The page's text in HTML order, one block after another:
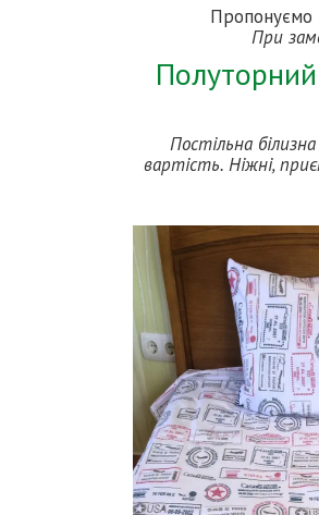
Пропонуємо
При
Постільна
вартість. Ніжні,